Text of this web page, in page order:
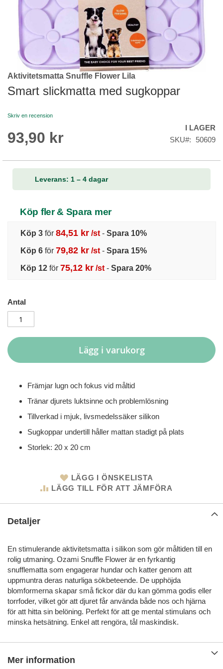
Skip
to
the
of
images
Aktivitetsmatta Snuffle Flower Lila
Smart slickmatta med sugkoppar
Skriv en recension
93,90 kr
I LAGER
SKU
50609
Leverans: 1 – 4 dagar
Köp fler & Spara mer
Köp 3 för 84,51 kr /st - Spara 10%
Köp 6 för 79,82 kr /st - Spara 15%
Köp 12 för 75,12 kr /st - Spara 20%
Antal
Lägg i varukorg
Främjar lugn och fokus vid måltid
Tränar djurets luktsinne och problemlösning
Tillverkad i mjuk, livsmedelssäker silikon
Sugkoppar undertill håller mattan stadigt på plats
Storlek: 20 x 20 cm
LÄGG I ÖNSKELISTA
LÄGG TILL FÖR ATT JÄMFÖRA
Detaljer
En stimulerande aktivitetsmatta i silikon som gör måltiden till en
rolig utmaning. Ozami Snuffle Flower är en fyrkantig
snufflematta som engagerar hundar och katter genom att
uppmuntra deras naturliga sökbeteende. De upphöjda
blomformerna skapar små fickor där du kan gömma godis eller
torrfoder, vilket gör att djuret får använda både nos och hjärna
för att hitta sin belöning. Perfekt för att ge mental stimulans och
minska hetsätning. Enkel att rengöra, tål maskindisk.
Mer information